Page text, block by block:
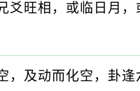
爻旺相，或临日月
，及动而化空，卦逢